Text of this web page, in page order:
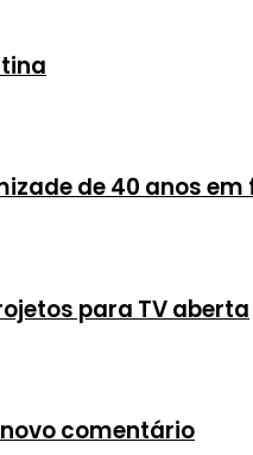
de 40 anos em
para TV aberta
comentário